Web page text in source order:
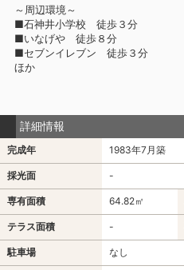
～周辺環境～
■石神井小学校 徒歩３分
■いなげや 徒歩８分
■セブンイレブン 徒歩３分
ほか
詳細情報
完成年 1983年7月築
採光面 -
専有面積 64.82㎡
テラス面積 -
駐車場 なし